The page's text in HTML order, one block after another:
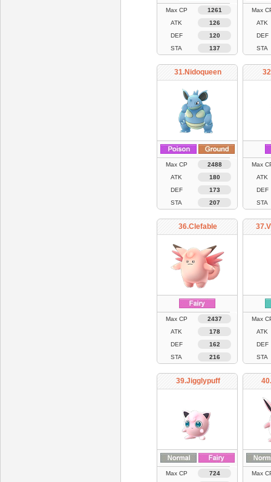
Max CP
1261
ATK
126
DEF
120
STA
137
Max
ATK
DEF
STA
31.Nidoqueen
Max CP
2488
ATK
180
DEF
173
STA
207
Max
ATK
DEF
STA
36.Clefable
Max CP
2437
ATK
178
DEF
162
STA
216
Max
ATK
DEF
STA
39.Jigglypuff
Max CP
724
Max